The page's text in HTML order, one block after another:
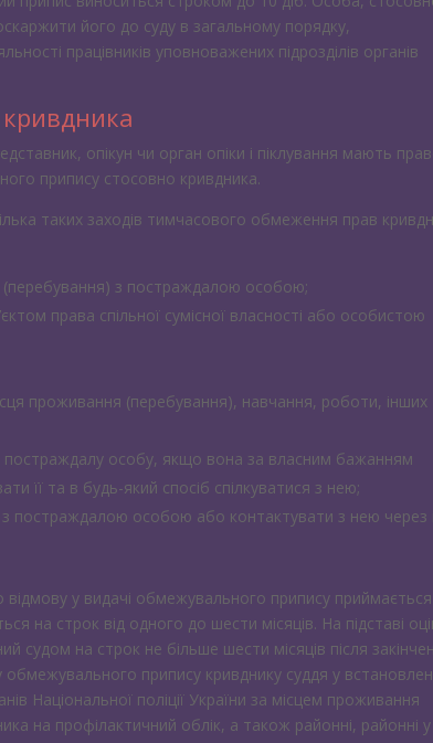
його до суду в загальному порядку,
працівників уповноважених підрозділів органів
опікун чи орган опіки і піклування мають
припису стосовно кривдника.
таких заходів тимчасового обмеження прав
(перебування) з постраждалою особою;
права спільної сумісної власності або особистою
проживання (перебування), навчання, роботи, інших
постраждалу особу, якщо вона за власним бажанням
її та в будь-який спосіб спілкуватися з нею;
постраждалою особою або контактувати з нею через
у видачі обмежувального припису
на строк від одного до шести місяців. На підставі
на строк не більше шести місяців після
припису кривднику суддя у
Національної поліції України за місцем проживання
на профілактичний облік, а також районні, районні у